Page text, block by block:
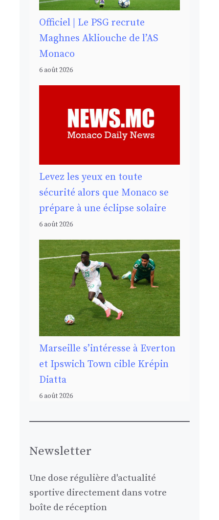
Officiel | Le PSG recrute
Maghnes Akliouche de l’AS
Monaco
6 août 2026
Levez les yeux en toute
sécurité alors que Monaco se
prépare à une éclipse solaire
6 août 2026
Marseille s’intéresse à Everton
et Ipswich Town cible Krépin
Diatta
6 août 2026
Newsletter
Une dose régulière d'actualité
sportive directement dans votre
boîte de réception